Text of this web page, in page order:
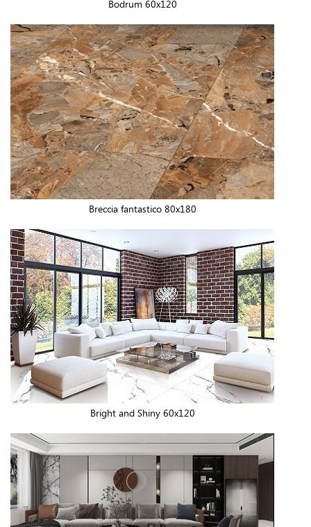
Bodrum 60x120
Breccia fantastico 80x180
Bright and Shiny 60x120